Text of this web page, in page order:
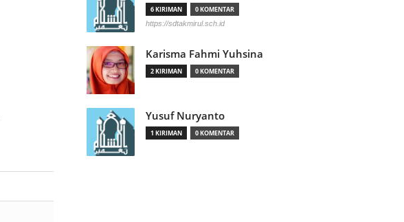
6 KIRIMAN 0 KOMENTAR
https://sdtakmirul.sch.id
Karisma Fahmi Yuhsina
2 KIRIMAN 0 KOMENTAR
Yusuf Nuryanto
1 KIRIMAN 0 KOMENTAR